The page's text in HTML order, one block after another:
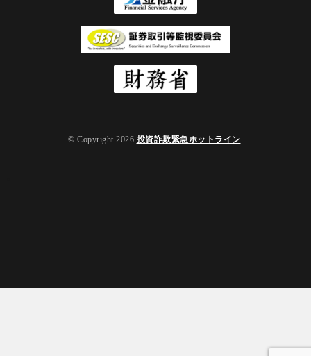
© Copyright 2026 投資詐欺緊急ホットライン.